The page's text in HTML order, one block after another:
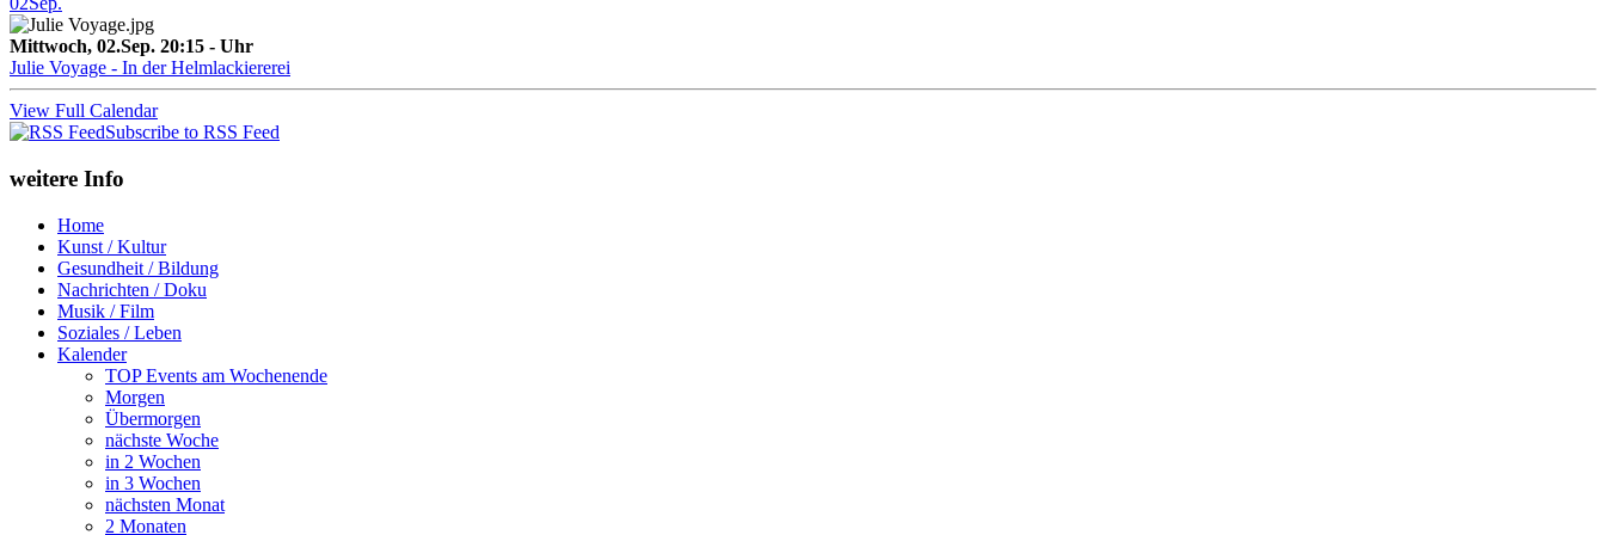
Mittwoch, 02.Sep. 20:15 - Uhr
Julie Voyage - In der Helmlackiererei
View Full Calendar
Subscribe to RSS Feed
weitere Info
Home
Kunst / Kultur
Gesundheit / Bildung
Nachrichten / Doku
Musik / Film
Soziales / Leben
Kalender
TOP Events am Wochenende
Morgen
Übermorgen
nächste Woche
in 2 Wochen
in 3 Wochen
nächsten Monat
2 Monaten